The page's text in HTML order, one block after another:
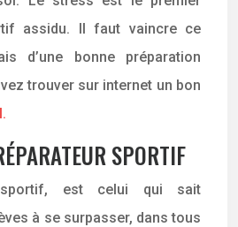
assidu. Il faut vaincre ce
d’une bonne préparation
trouver sur internet un bon
SPORTIF
sportif, est celui qui sait
à se surpasser, dans tous